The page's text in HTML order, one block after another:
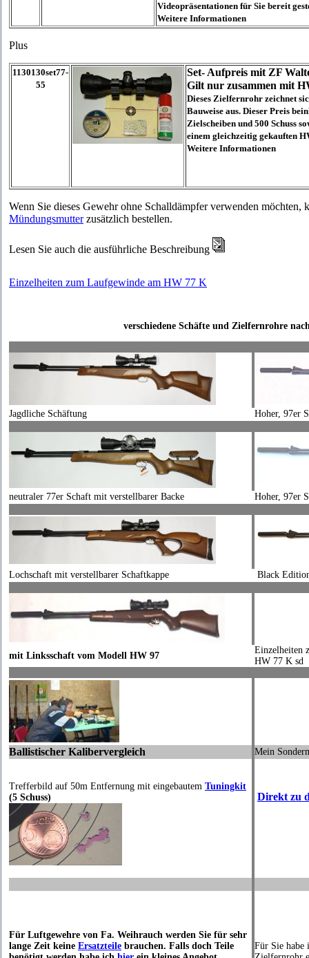
Videopräsentationen für Sie bereit
Weitere Informationen
Plus
1130130set77-
55
Set- Aufpreis mit ZF
Gilt nur zusammen mit
Dieses Zielfernrohr zeichnet
Bauweise aus. Dieser Preis
Zielscheiben und 500 Schuss
einem gleichzeitig gekauften
Weitere Informationen
Wenn Sie dieses Gewehr ohne Schalldämpfer verwenden möchten,
Mündungsmutterzusätzlich bestellen.
Lesen Sie auch die ausführliche Beschreibung
Einzelheiten zum Laufgewinde am HW 77 K
verschiedene Schäfte und Zielfernrohre
Jagdliche Schäftung Hoher, 97er
neutraler 77er Schaft mit verstellbarer Backe Hoher, 97er
Lochschaft mit verstellbarer Schaftkappe Black
mit Linksschaft vom Modell HW 97
Einzelheiten
HW 77 K sd
Ballistischer Kalibervergleich Mein
Trefferbild auf 50m Entfernung mit eingebautem Tuningkit
(5 Schuss)
Direkt zu
Für Luftgewehre von Fa. Weihrauch werden Sie für sehr
lange Zeit keine Ersatzteile brauchen. Falls doch Teile
Für Sie habe